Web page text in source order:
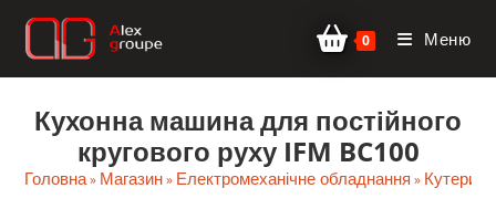
Перейти
0 Меню
Кухонна машина для постійного
кругового руху IFM BC100
Головна» Магазин» Електромеханічне обладнання » Кутери